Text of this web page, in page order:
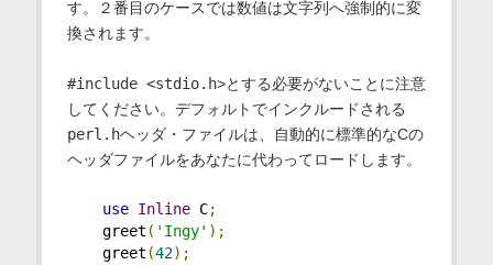
す。２番目のケースでは数値は文字列へ強制的に変
換されます。
#include <stdio.h>とする必要がないことに注意
してください。デフォルトでインクルードされる
perl.hヘッダ・ファイルは、自動的に標準的なCの
ヘッダファイルをあなたに代わってロードします。
use Inline C;
greet ( 'Ingy' );
greet (42);